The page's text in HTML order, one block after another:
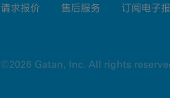
请求报价 售后服务 订阅电子报
©2026 Gatan, Inc. All rights